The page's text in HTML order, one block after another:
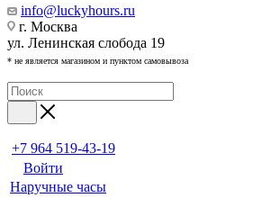
info@luckyhours.ru
г. Москва
ул. Ленинская слобода 19
* не является магазином и пунктом самовывоза
+7 964 519-43-19
Войти
Наручные часы